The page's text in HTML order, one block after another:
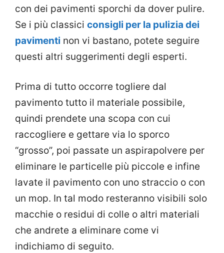
con dei pavimenti sporchi da dover pulire.
Se i più classici consigli per la pulizia dei
pavimenti non vi bastano, potete seguire
questi altri suggerimenti degli esperti.
Prima di tutto occorre togliere dal
pavimento tutto il materiale possibile,
quindi prendete una scopa con cui
raccogliere e gettare via lo sporco
“grosso”, poi passate un aspirapolvere per
eliminare le particelle più piccole e infine
lavate il pavimento con uno straccio o con
un mop. In tal modo resteranno visibili solo
macchie o residui di colle o altri materiali
che andrete a eliminare come vi
indichiamo di seguito.